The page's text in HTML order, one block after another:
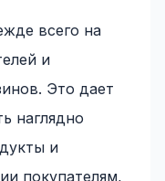
всего на
и
Это дает
наглядно
и
покупателям,